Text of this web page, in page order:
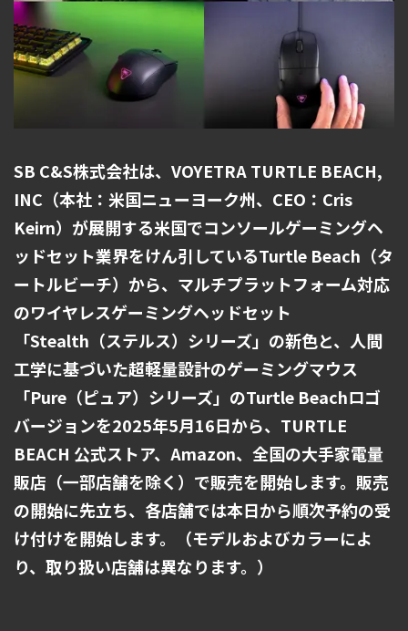
SB C&S株式会社は、VOYETRA TURTLE BEACH,
INC（本社：米国ニューヨーク州、CEO：Cris
Keirn）が展開する米国でコンソールゲーミングヘ
ッドセット業界をけん引しているTurtle Beach（タ
ートルビーチ）から、マルチプラットフォーム対応
のワイヤレスゲーミングヘッドセット
「Stealth（ステルス）シリーズ」の新色と、人間
工学に基づいた超軽量設計のゲーミングマウス
「Pure（ピュア）シリーズ」のTurtle Beachロゴ
バージョンを2025年5月16日から、TURTLE
BEACH 公式ストア、Amazon、全国の大手家電量
販店（一部店舗を除く）で販売を開始します。販売
の開始に先立ち、各店舗では本日から順次予約の受
け付けを開始します。（モデルおよびカラーによ
り、取り扱い店舗は異なります。）